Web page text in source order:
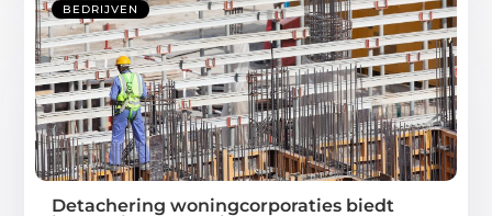
BEDRIJVEN
Detachering woningcorporaties biedt